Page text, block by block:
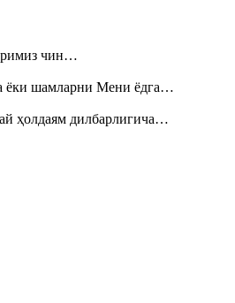
чин…
ёки шамларни Мени ёдга…
ҳолдаям дилбарлигича…